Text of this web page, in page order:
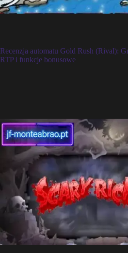
Recenzja automatu Gold Rush (Rival):
RTP i funkcje bonusowe